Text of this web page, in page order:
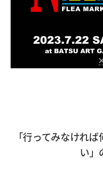
「行ってみなけれ
い」